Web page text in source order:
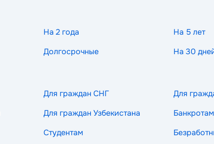
На 2 года
На 5 лет
Долгосрочные На 30
Для граждан СНГ
Для
Для граждан Узбекистана
Банкротам
Студентам